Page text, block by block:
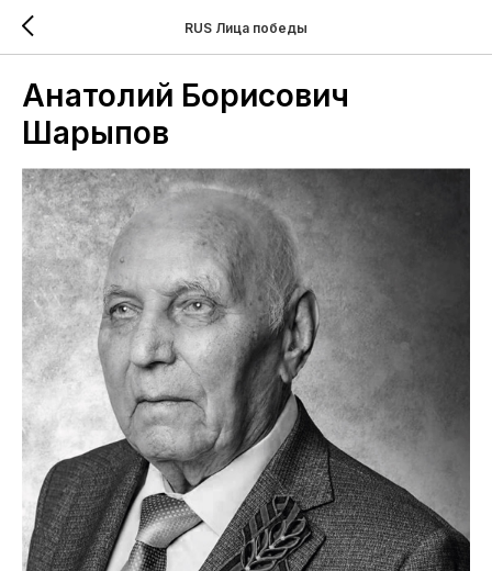
RUS Лица победы
Анатолий Борисович
Шарыпов